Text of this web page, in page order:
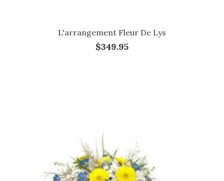
L'arrangement Fleur De Lys
$349.95